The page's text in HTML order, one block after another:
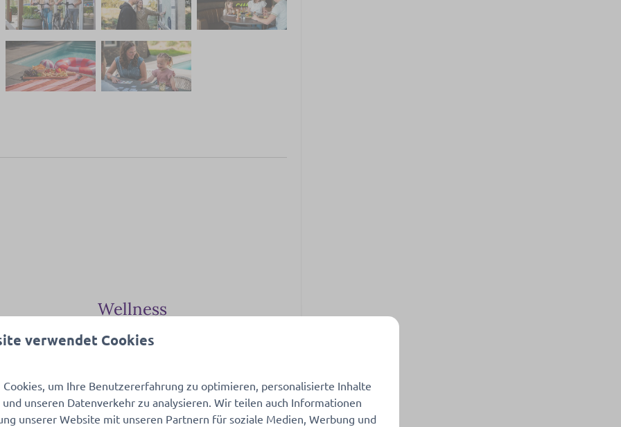
Pools
Wellness
Privater Außenpool
Heizung und Kühlung
Zentralheizung
verwendet Cookies
um Ihre Benutzererfahrung zu optimieren, personalisierte Inhalte
unseren Datenverkehr zu analysieren. Wir teilen auch Informationen
unserer Website mit unseren Partnern für soziale Medien, Werbung und